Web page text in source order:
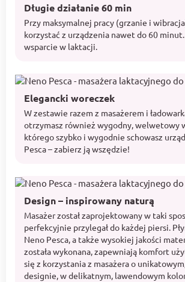
Długie działanie 60 min
Przy maksymalnej pracy (grzanie i
korzystać z urządzenia nawet do 60
wsparcie w laktacji.
Elegancki woreczek
W zestawie razem z masażerem i
otrzymasz również wygodny, welwetowy
którego szybko i wygodnie schowasz
Pesca – zabierz ją wszędzie!
Design – inspirowany naturą
Masażer został zaprojektowany w taki
perfekcyjnie przylegał do każdej piersi.
Neno Pesca, a także wysokiej jakości
została wykonana, zapewniają komfort
się z korzystania z masażera o
designie, w delikatnym, lawendowym